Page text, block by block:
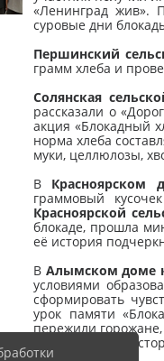
«Ленинград жив».
суровые дни
Першинский
грамм хлеба и
Солянская
рассказали о
акция «Блокадный
норма хлеба
муки, целлюлозы,
В Красноярском
граммовый
Красноярской
блокаде, прошла
её история
В Алымском доме
условиями
сформировать
урок памяти
пережили
на сохранение